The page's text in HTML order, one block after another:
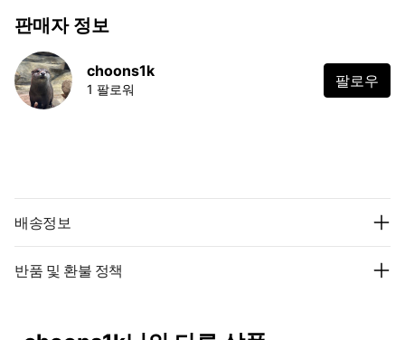
판매자 정보
choons1k
1 팔로워 팔로우
배송정보
반품 및 환불 정책